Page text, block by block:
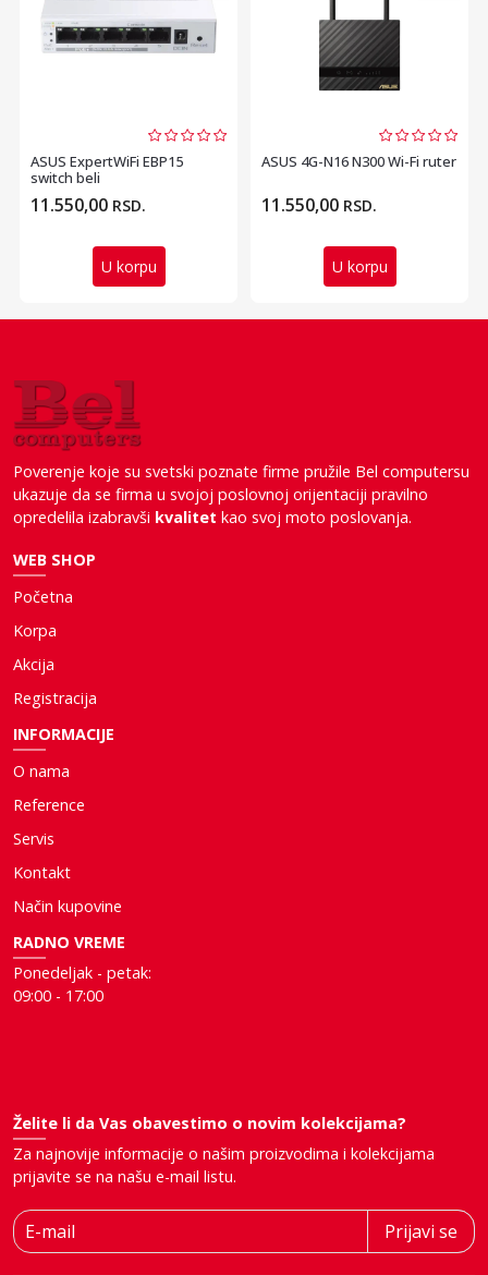
ASUS ExpertWiFi EBP15
switch beli
11.550,00 RSD.
U korpu
ASUS 4G-N16 N300 Wi-Fi ruter
11.550,00 RSD.
U korpu
Poverenje koje su svetski poznate firme pružile Bel computersu
ukazuje da se firma u svojoj poslovnoj orijentaciji pravilno
opredelila izabravši kvalitet kao svoj moto poslovanja.
WEB SHOP
Početna
Korpa
Akcija
Registracija
INFORMACIJE
O nama
Reference
Servis
Kontakt
Način kupovine
RADNO VREME
Ponedeljak - petak:
09:00 - 17:00
Želite li da Vas obavestimo o novim kolekcijama?
Za najnovije informacije o našim proizvodima i kolekcijama
prijavite se na našu e-mail listu.
E-mail Prijavi se